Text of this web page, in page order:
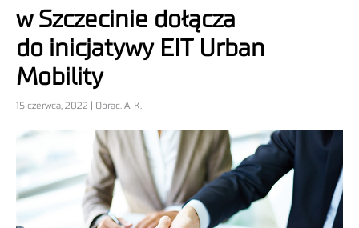
w Szczecinie dołącza
do inicjatywy EIT Urban
Mobility
15 czerwca, 2022 | Oprac. A. K.